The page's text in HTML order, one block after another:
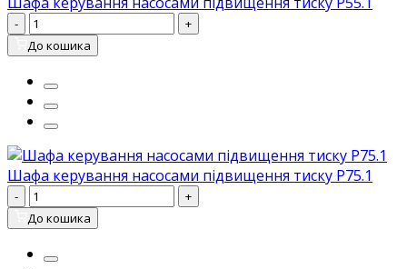
-
+
До кошика
Шафа керування насосами підвищення тиску P75.1
-
+
До кошика